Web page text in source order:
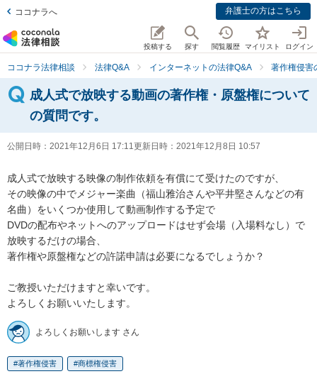
ココナラへ 弁護士の方はこちら
投稿する 探す 閲覧履歴 マイリスト ログイン
ココナラ法律相談 法律Q&A インターネットの法律Q&A 著作権侵害
成人式で放映する動画の著作権・原盤権について
の質問です。
公開日時： 2021年12月6日 17:11更新日時： 2021年12月8日 10:57
成人式で放映する映像の制作依頼を有償にて受けたのですが、
その映像の中でメジャー楽曲（福山雅治さんや平井堅さんなどの有
名曲）をいくつか使用して動画制作する予定で
DVDの配布やネットへのアップロードはせず会場（入場料なし）で
放映するだけの場合、
著作権や原盤権などの許諾申請は必要になるでしょうか？
ご教授いただけますと幸いです。
よろしくお願いいたします。
よろしくお願いします さん
著作権侵害 商標権侵害